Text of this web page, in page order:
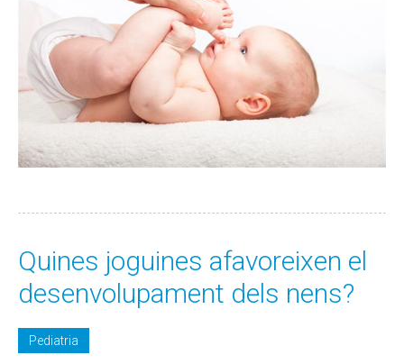
Quines joguines afavoreixen el
desenvolupament dels nens?
Pediatria